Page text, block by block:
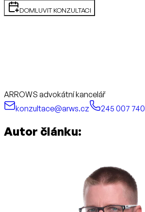
DOMLUVIT KONZULTACI
ARROWS advokátní kancelář
konzultace@arws.cz
245 007 740
Autor článku: